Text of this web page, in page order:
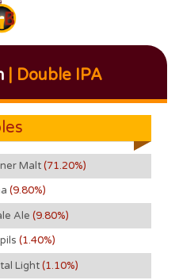
| Double IPA
Malt(71.20%)
(9.80%)
Ale (9.80%)
(1.40%)
Light(1.10%)